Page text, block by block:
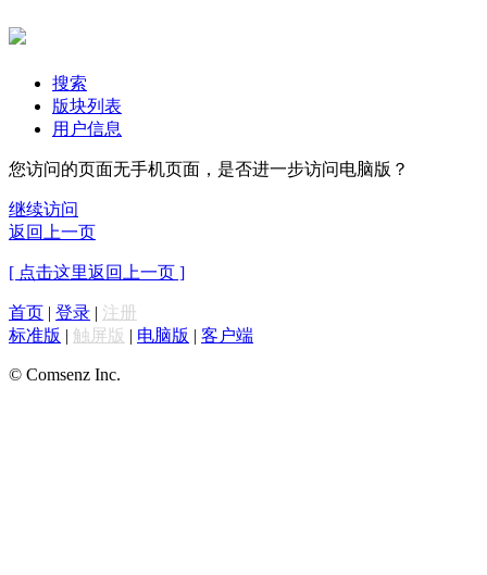
搜索
版块列表
用户信息
您访问的页面无手机页面，是否进一步访问电脑版？
继续访问
返回上一页
[ 点击这里返回上一页 ]
首页 | 登录 | 注册
标准版 | 触屏版 | 电脑版 | 客户端
© Comsenz Inc.